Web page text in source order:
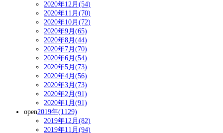
2020年12月(54)
2020年11月(70)
2020年10月(72)
2020年9月(65)
2020年8月(44)
2020年7月(70)
2020年6月(54)
2020年5月(73)
2020年4月(56)
2020年3月(73)
2020年2月(91)
2020年1月(91)
open2019年(1129)
2019年12月(82)
2019年11月(94)